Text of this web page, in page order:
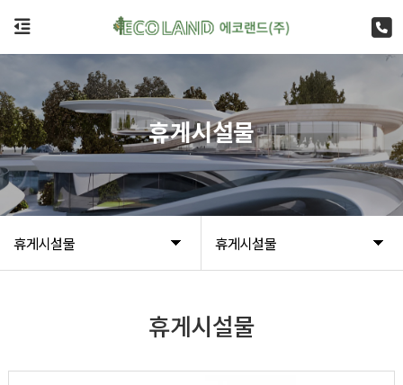
휴게시설물 휴게시설물
휴게시설물
휴게시설물